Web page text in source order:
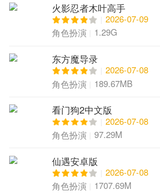
火影忍者木叶高手
2026-07-09
角色扮演
1.29G
东方魔导录
2026-07-08
角色扮演
189.67MB
看门狗2中文版
2026-07-08
角色扮演
97.29M
仙遇安卓版
2026-07-08
角色扮演
1707.69M